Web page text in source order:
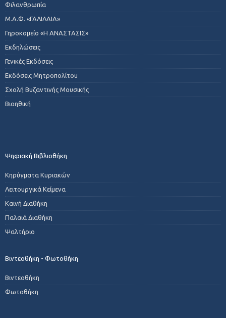
Φιλανθρωπία
Μ.Α.Φ. «ΓΑΛΙΛΑΙΑ»
Γηροκομείο «Η ΑΝΑΣΤΑΣΙΣ»
Εκδηλώσεις
Γενικές Εκδόσεις
Εκδόσεις Μητροπολίτου
Σχολή Βυζαντινής Μουσικής
Βιοηθική
Ψηφιακή Βιβλιοθήκη
Κηρύγματα Κυριακών
Λειτουργικά Κείμενα
Καινή Διαθήκη
Παλαιά Διαθήκη
Ψαλτήριο
Βιντεοθήκη - Φωτοθήκη
Βιντεοθήκη
Φωτοθήκη